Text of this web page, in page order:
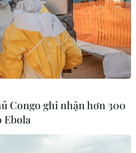
Congo ghi nhận hơn 300
Ebola